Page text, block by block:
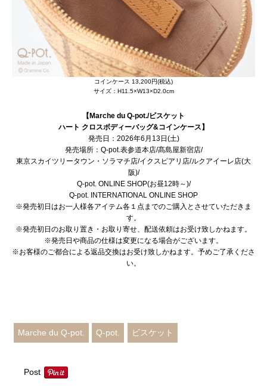
コインケース 13,200円(税込)
サイズ：H11.5×W13×D2.0cm
【Marche du Q-pot./ビスケット
ハート クロスボディーバッグ&コインケース】
発売日：2026年6月13日(土)
発売場所： Q-pot.表参道本店/髙島屋新宿店/
東京スカイツリータウン・ソラマチ店/イクスピアリ店/ルクアイーレ店(大
阪)/
Q-pot. ONLINE SHOP(お昼12時～)/
Q-pot. INTERNATIONAL ONLINE SHOP
※発売初日はお一人様各アイテム各１点までのご購入とさせていただきま
す。
※発売初日のお取り置き・お取り寄せ、配送依頼はお受け致しかねます。
※発売日や商品の仕様は変更になる場合がございます。
※お客様のご都合による返品交換はお受け致しかねます。予めご了承くださ
い。
Marche du Q-pot. Q-pot. ビスケット
Post